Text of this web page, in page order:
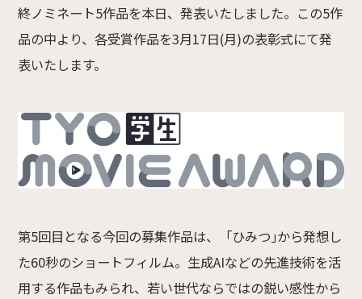
終ノミネート5作品を本日、発表いたしました。この5作
品の中より、各受賞作品を3月17日(月)の表彰式にて発
表いたします。
第5回目となる今回の募集作品は、「ひみつ｣から発想し
た60秒のショートフィルム。生成AIなどの先進技術を活
用する作品もみられ、若い世代ならではの鋭い感性から